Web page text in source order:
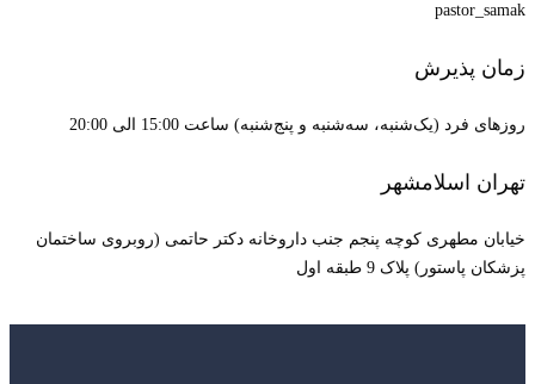
pastor_samak
زمان پذیرش
روزهای فرد (یک‌شنبه، سه‌شنبه و پنج‌شنبه) ساعت 15:00 الی 20:00
تهران اسلامشهر
خیابان مطهری کوچه پنجم جنب داروخانه دکتر حاتمی (روبروی ساختمان
پزشکان پاستور) پلاک 9 طبقه اول